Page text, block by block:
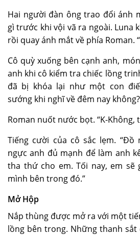
Hai người đàn ông trao đổi ánh
gì trước khi vội vã ra ngoài. Luna
rồi quay ánh mắt về phía Roman.
Cô quỳ xuống bên cạnh anh,
anh khi cô kiểm tra chiếc lồng
đã bị khóa lại như một con
sướng khi nghĩ về đêm nay
Roman nuốt nước bọt. “K-Không,
Tiếng cười của cô sắc lẹm. “Đồ
ngực anh đủ mạnh để làm anh
tha thứ cho em. Tối nay, em sẽ
mình bên trong đó.”
Mở Hộp
Nắp thùng được mở ra với một
lồng bên trong. Những thanh